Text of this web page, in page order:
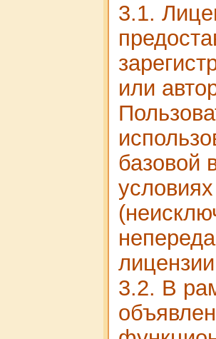
3.1.
или
базовой
3.2. В